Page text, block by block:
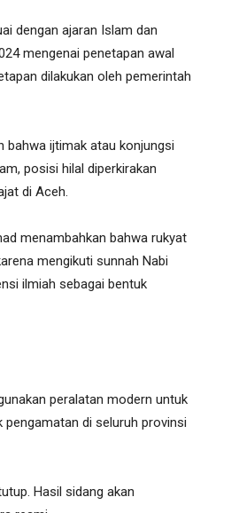
dengan ajaran Islam dan
mengenai penetapan awal
dilakukan oleh pemerintah
bahwa ijtimak atau konjungsi
posisi hilal diperkirakan
di Aceh.
menambahkan bahwa rukyat
mengikuti sunnah Nabi
ilmiah sebagai bentuk
peralatan modern untuk
di seluruh provinsi
Hasil sidang akan